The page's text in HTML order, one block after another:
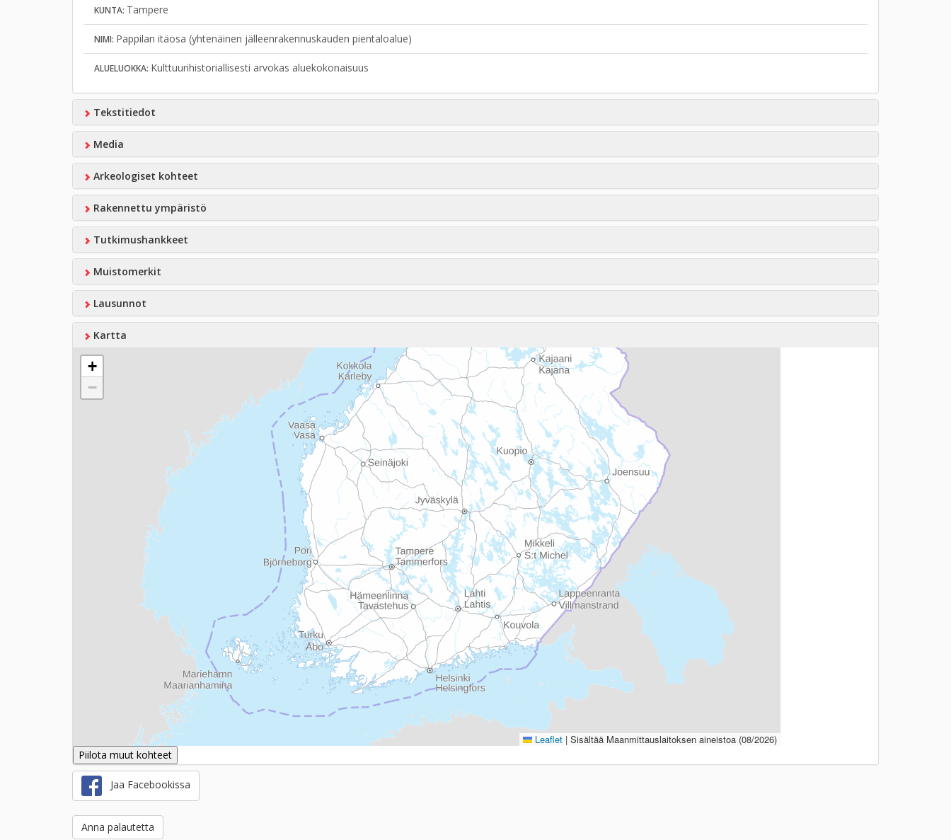
KUNTA: Tampere
NIMI: Pappilan itäosa (yhtenäinen jälleenrakennuskauden pientaloalue)
ALUELUOKKA: Kulttuurihistoriallisesti arvokas aluekokonaisuus
Tekstitiedot
Media
Arkeologiset kohteet
Rakennettu ympäristö
Tutkimushankkeet
Muistomerkit
Lausunnot
Kartta
+
−
Leaflet | Sisältää Maanmittauslaitoksen aineistoa (08/2026)
Piilota muut kohteet
Jaa Facebookissa
Anna palautetta